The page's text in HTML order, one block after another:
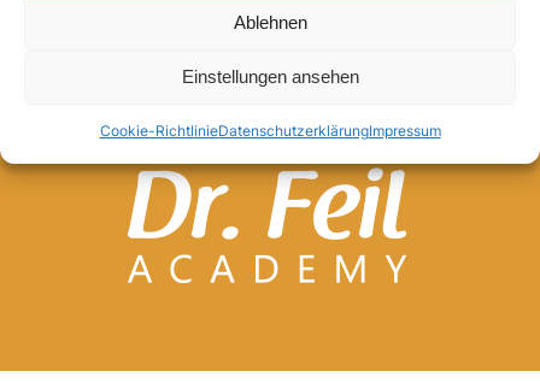
Ablehnen
Einstellungen ansehen
Cookie-RichtlinieDatenschutzerklärungImpressum